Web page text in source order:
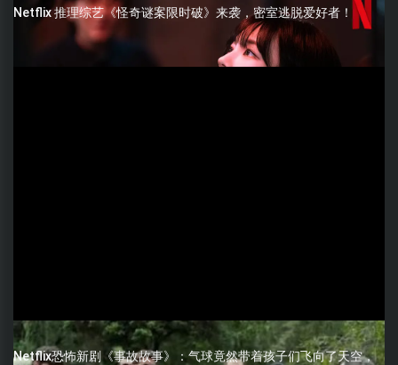
Netflix 推理综艺《怪奇谜案限时破》来袭，密室逃脱爱好者！
Netflix恐怖新剧《事故故事》：气球竟然带着孩子们飞向了天空，